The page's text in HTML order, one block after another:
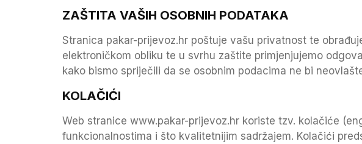
ZAŠTITA VAŠIH OSOBNIH PODATAKA
Stranica pakar-prijevoz.hr poštuje vašu privatnost te
elektroničkom obliku te u svrhu zaštite primjenjujemo
kako bismo spriječili da se osobnim podacima ne bi
KOLAČIĆI
Web stranice www.pakar-prijevoz.hr koriste tzv. kolačiće
funkcionalnostima i što kvalitetnijim sadržajem. Kolačići